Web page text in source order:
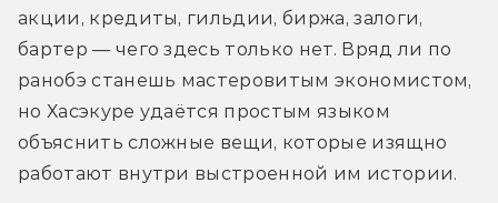
акции, кредиты, гильдии, биржа, залоги,
бартер — чего здесь только нет. Вряд ли по
ранобэ станешь мастеровитым экономистом,
но Хасэкуре удаётся простым языком
объяснить сложные вещи, которые изящно
работают внутри выстроенной им истории.